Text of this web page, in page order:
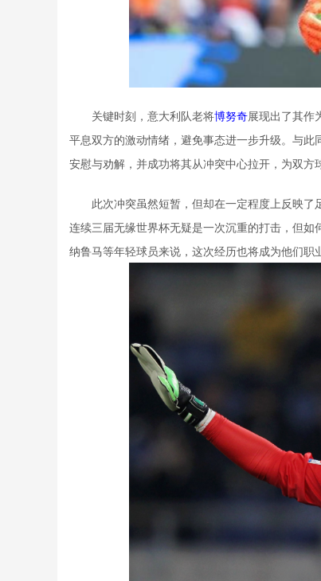
关键时刻，意大利队老将博努奇展现出了其作
平息双方的激动情绪，避免事态进一步升级。与此
安慰与劝解，并成功将其从冲突中心拉开，为双方
此次冲突虽然短暂，但却在一定程度上反映
连续三届无缘世界杯无疑是一次沉重的打击，但
纳鲁马等年轻球员来说，这次经历也将成为他们职